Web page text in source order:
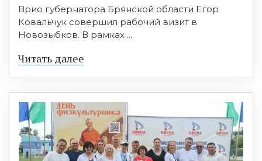
Врио губернатора Брянской области Егор
Ковальчук совершил рабочий визит в
Новозыбков. В рамках ...
Читать далее